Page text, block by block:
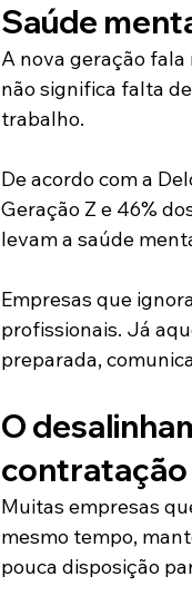
Saúde
A nova geração
não significa falta
trabalho.
De acordo com a
Geração Z e 46%
levam a saúde
Empresas que
profissionais. Já
preparada,
O
contratação
Muitas empresas
mesmo tempo,
pouca disposição